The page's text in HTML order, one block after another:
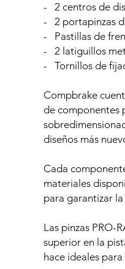
- 2 centros de
- 2 portapinzas
- Pastillas de
- 2 latiguillos
- Tornillos de
Compbrake
de componentes
diseños más
Cada
materiales
para garantizar
Las pinzas PRO-
superior en la
hace ideales